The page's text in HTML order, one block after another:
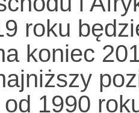
roku
koniec
1990